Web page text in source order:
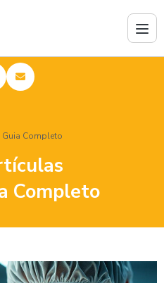
Completo
Completo